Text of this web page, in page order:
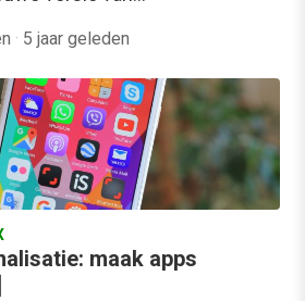
· 5 jaar geleden
maak apps